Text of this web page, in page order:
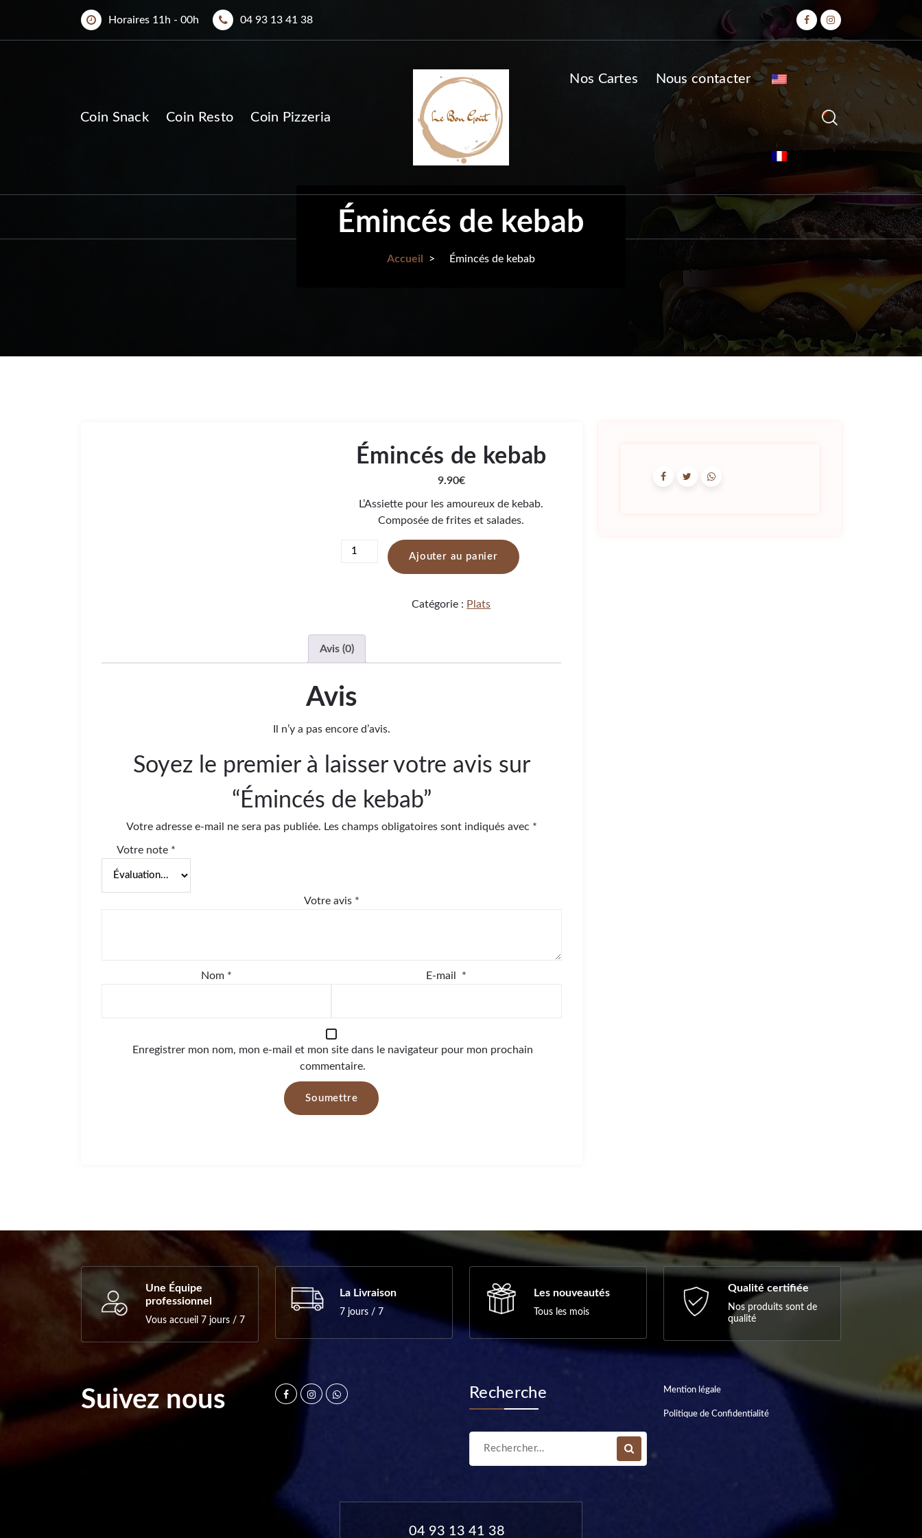
Horaires 11h - 00h 04 93 13 41 38
Coin Snack Coin Resto Coin Pizzeria
Nos Cartes Nous contacter
Émincés de kebab
Accueil > Émincés de kebab
Émincés de kebab
9.90€
L’Assiette pour les amoureux de kebab.
Composée de frites et salades.
Ajouter au panier
Catégorie : Plats
Avis (0)
Avis
Il n’y a pas encore d’avis.
Soyez le premier à laisser votre avis sur
“Émincés de kebab”
Votre adresse e-mail ne sera pas publiée. Les champs obligatoires sont indiqués avec *
Votre note *
Votre avis *
Nom * E-mail *
Enregistrer mon nom, mon e-mail et mon site dans le navigateur pour mon prochain
commentaire.
Une Équipe
professionnel
Vous accueil 7 jours / 7
La Livraison
7 jours / 7
Les nouveautés
Tous les mois
Qualité certifiée
Nos produits sont de
qualité
Suivez nous Recherche Mention légale
Politique de Confidentialité
04 93 13 41 38